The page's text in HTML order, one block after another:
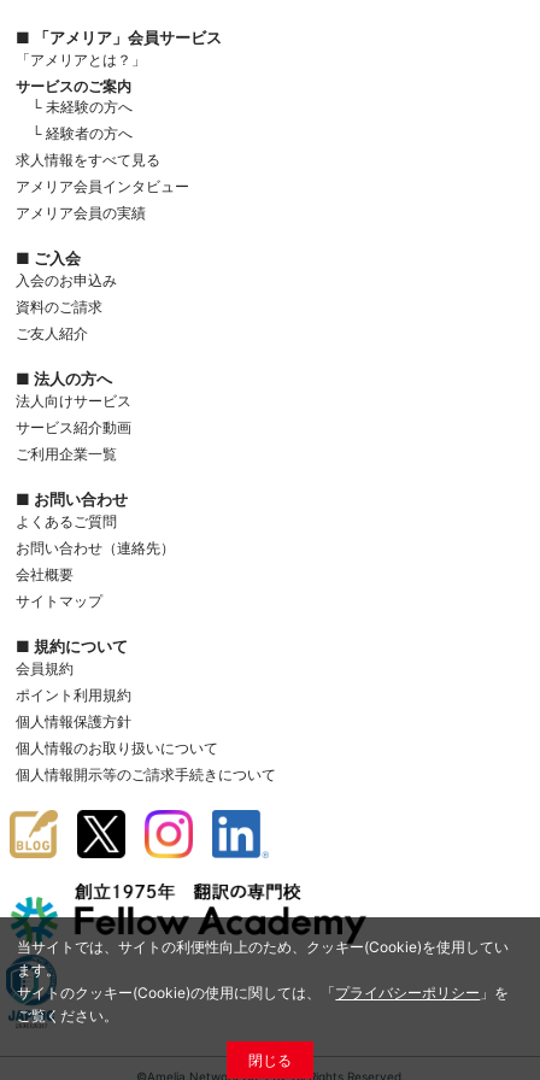
当サイトでは、サイトの利便性向上のため、クッキー(Cookie)を使用してい
ます。
サイトのクッキー(Cookie)の使用に関しては、「プライバシーポリシー 」を
ご覧ください。
閉じる
■ 「アメリア」会員サービス
「アメリアとは？」
サービスのご案内
└ 未経験の方へ
└ 経験者の方へ
求人情報をすべて見る
アメリア会員インタビュー
アメリア会員の実績
■ ご入会
入会のお申込み
資料のご請求
ご友人紹介
■ 法人の方へ
法人向けサービス
サービス紹介動画
ご利用企業一覧
■ お問い合わせ
よくあるご質問
お問い合わせ（連絡先）
会社概要
サイトマップ
■ 規約について
会員規約
ポイント利用規約
個人情報保護方針
個人情報のお取り扱いについて
個人情報開示等のご請求手続きについて
©Amelia Network Co.,Ltd. All Rights Reserved.